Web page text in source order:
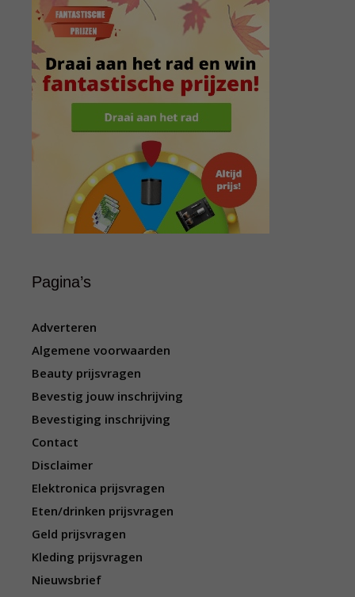
Pagina’s
Adverteren
Algemene voorwaarden
Beauty prijsvragen
Bevestig jouw inschrijving
Bevestiging inschrijving
Contact
Disclaimer
Elektronica prijsvragen
Eten/drinken prijsvragen
Geld prijsvragen
Kleding prijsvragen
Nieuwsbrief